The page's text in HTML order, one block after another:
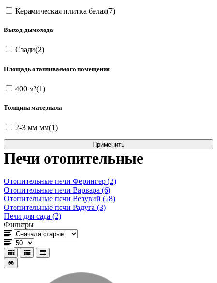
Керамическая плитка белая(7)
Выход дымохода
Сзади(2)
Площадь отапливаемого помещения
400 м²(1)
Толщина материала
2-3 мм мм(1)
Печи отопительные
Отопительные печи Ферингер (2)
Отопительные печи Варвара (6)
Отопительные печи Везувий (28)
Отопительные печи Радуга (3)
Печи для сада (2)
Фильтры